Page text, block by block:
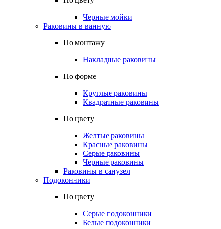
Черные мойки
Раковины в ванную
По монтажу
Накладные раковины
По форме
Круглые раковины
Квадратные раковины
По цвету
Желтые раковины
Красные раковины
Серые раковины
Черные раковины
Раковины в санузел
Подоконники
По цвету
Серые подоконники
Белые подоконники